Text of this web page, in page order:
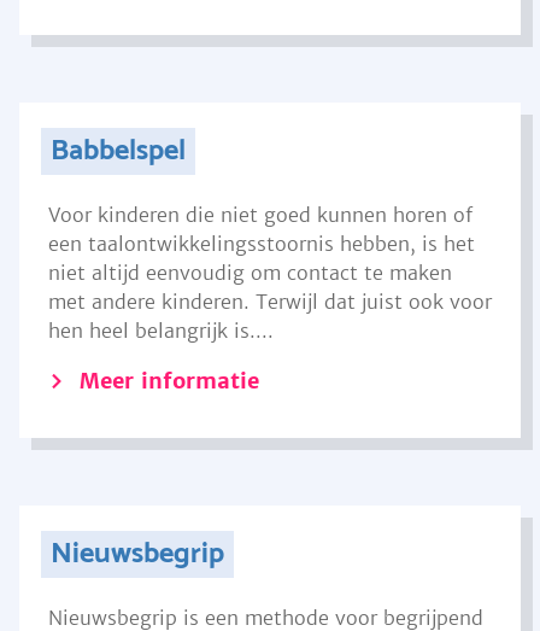
Babbelspel
Voor kinderen die niet goed kunnen horen of
een taalontwikkelingsstoornis hebben, is het
niet altijd eenvoudig om contact te maken
met andere kinderen. Terwijl dat juist ook voor
hen heel belangrijk is....
Meer informatie
Nieuwsbegrip
Nieuwsbegrip is een methode voor begrijpend